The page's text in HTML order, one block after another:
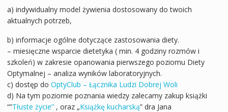
a) indywidualny model żywienia dostosowany do twoich
aktualnych potrzeb,
b) informacje ogólne dotyczące zastosowania diety.
– miesięczne wsparcie dietetyka ( min. 4 godziny rozmów i
szkoleń) w zakresie opanowania pierwszego poziomu Diety
Optymalnej – analiza wyników laboratoryjnych.
c) dostęp do OptyClub – Łącznika Ludzi Dobrej Woli
d) Na tym poziomie poznania wiedzy zalecamy zakup książki
“”Tłuste życie” , oraz „Książkę kucharską” dra Jana